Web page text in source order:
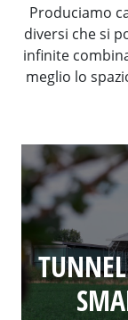
Produciamo
diversi che si
infinite
meglio lo